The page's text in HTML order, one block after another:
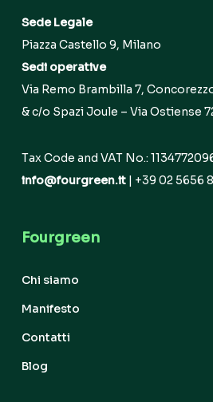
Sede Legale
Piazza Castello 9, Milano
Sedi operative
Via Remo Brambilla 7,
& c/o Spazi Joule – Via Ostiense
Tax Code and VAT No.:
info@fourgreen.it | +39 02 5656
Fourgreen
Chi siamo
Manifesto
Contatti
Blog